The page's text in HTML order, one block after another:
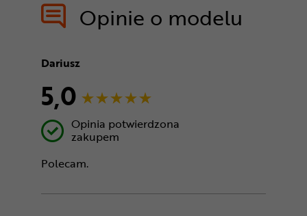
Opinie o modelu
Dariusz
5,0
Opinia potwierdzona
zakupem
Polecam.